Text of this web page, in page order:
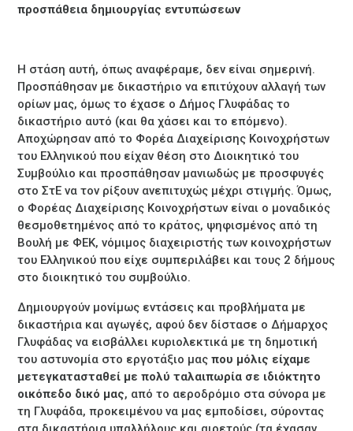
προσπάθεια δημιουργίας εντυπώσεων
Η στάση αυτή, όπως αναφέραμε, δεν είναι σημερινή.
Προσπάθησαν με δικαστήριο να επιτύχουν αλλαγή των
ορίων μας, όμως το έχασε ο Δήμος Γλυφάδας το
δικαστήριο αυτό (και θα χάσει και το επόμενο).
Αποχώρησαν από το Φορέα Διαχείρισης Κοινοχρήστων
του Ελληνικού που είχαν θέση στο Διοικητικό του
Συμβούλιο και προσπάθησαν μανιωδώς με προσφυγές
στο ΣτΕ να τον ρίξουν ανεπιτυχώς μέχρι στιγμής. Όμως,
ο Φορέας Διαχείρισης Κοινοχρήστων είναι ο μοναδικός
θεσμοθετημένος από το κράτος, ψηφισμένος από τη
Βουλή με ΦΕΚ, νόμιμος διαχειριστής των κοινοχρήστων
του Ελληνικού που είχε συμπεριλάβει και τους 2 δήμους
στο διοικητικό του συμβούλιο.
Δημιουργούν μονίμως εντάσεις και προβλήματα με
δικαστήρια και αγωγές, αφού δεν δίστασε ο Δήμαρχος
Γλυφάδας να εισβάλλει κυριολεκτικά με τη δημοτική
του αστυνομία στο εργοτάξιο μαςπου μόλις είχαμε
μετεγκατασταθεί με πολύ ταλαιπωρία σε ιδιόκτητο
οικόπεδο δικό μας, από το αεροδρόμιο στα σύνορα με
τη Γλυφάδα, προκειμένου να μας εμποδίσει, σύροντας